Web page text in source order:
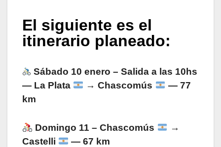
El siguiente es el
itinerario planeado:
Sábado 10 enero – Salida a las 10hs
— La Plata
→ Chascomús
— 77
km
Domingo 11 – Chascomús
→
Castelli
— 67 km